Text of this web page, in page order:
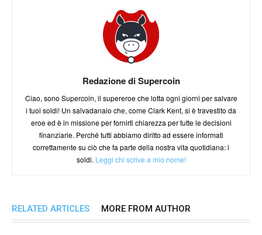
Redazione di Supercoin
Ciao, sono Supercoin, il supereroe che lotta ogni giorni per salvare
i tuoi soldi! Un salvadanaio che, come Clark Kent, si è travestito da
eroe ed è in missione per fornirti chiarezza per tutte le decisioni
finanziarie. Perché tutti abbiamo diritto ad essere informati
correttamente su ciò che fa parte della nostra vita quotidiana: i
soldi. Leggi chi scrive a mio nome!
RELATED ARTICLES MORE FROM AUTHOR